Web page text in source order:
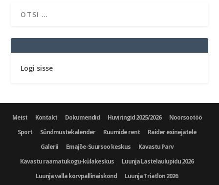
Logi sisse
Meist Kontakt Dokumendid Huviringid 2025/2026
Noorsootöö
Sport
Sündmustekalender Ruumide rent
Raider esinejatele
Galerii
Emajõe-Suursoo keskus
Kavastu Parv
Kavastu raamatukogu-külakeskus
Luunja Lastelaulupidu 2026
Luunja valla korvpallinaiskond
Luunja Triatlon 2026